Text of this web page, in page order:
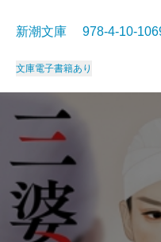
新潮文庫 978-4-10-
文庫電子書籍あり